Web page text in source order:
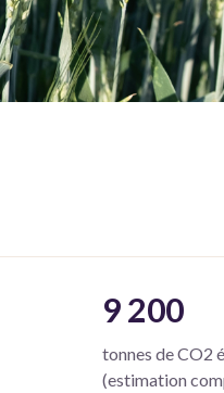
9 200
tonnes de CO2
(estimation